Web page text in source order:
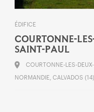
ÉDIFICE
COURTONNE-
SAINT-PAUL
COURTONNE-LES-
NORMANDIE, CALVADOS (14)